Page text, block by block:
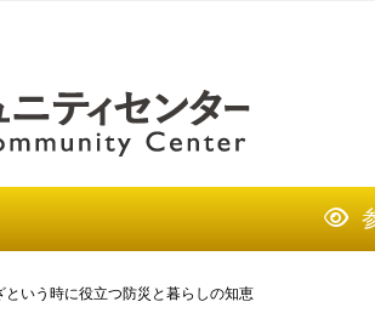
いう時に役立つ防災と暮らしの知恵